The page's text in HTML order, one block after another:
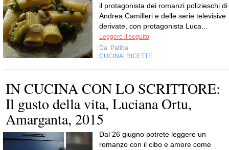
il protagonista dei romanzi polizieschi di
Andrea Camilleri e delle serie televisive
derivate, con protagonista Luca...
Leggere il seguito
Da Patiba
CUCINA RICETTE
IN CUCINA CON LO SCRITTORE:
Il gusto della vita, Luciana Ortu,
Amarganta, 2015
Dal 26 giugno potrete leggere un
romanzo con il cibo e amore come